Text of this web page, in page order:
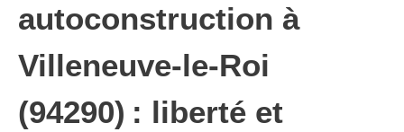
autoconstruction à
Villeneuve-le-Roi
(94290) : liberté et